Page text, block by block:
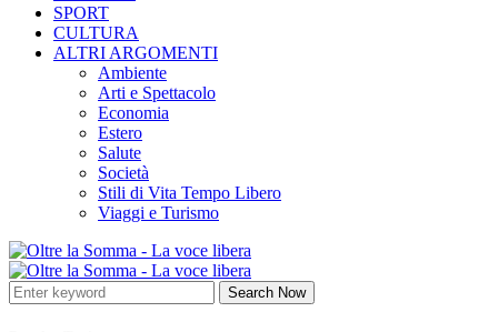
SPORT
CULTURA
ALTRI ARGOMENTI
Ambiente
Arti e Spettacolo
Economia
Estero
Salute
Società
Stili di Vita Tempo Libero
Viaggi e Turismo
Search Now